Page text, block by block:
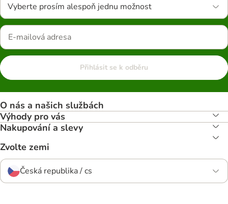
Vyberte prosím alespoň jednu možnost
Přihlásit se k odběru
O nás a našich službách
Výhody pro vás
Nakupování a slevy
Zvolte zemi
Česká republika / cs